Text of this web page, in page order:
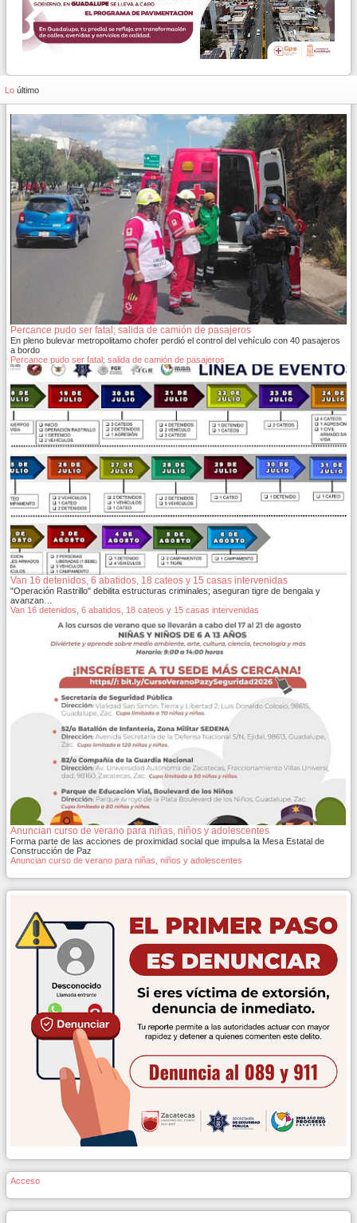
Lo último
Percance pudo ser fatal; salida de camión de pasajeros
En pleno bulevar metropolitamo chofer perdió el control del vehículo con 40 pasajeros
a bordo
Percance pudo ser fatal; salida de camión de pasajeros
Van 16 detenidos, 6 abatidos, 18 cateos y 15 casas intervenidas
"Operación Rastrillo" debilita estructuras criminales; aseguran tigre de bengala y
avanzan…
Van 16 detenidos, 6 abatidos, 18 cateos y 15 casas intervenidas
Anuncian curso de verano para niñas, niños y adolescentes
Forma parte de las acciones de proximidad social que impulsa la Mesa Estatal de
Construcción de Paz
Anuncian curso de verano para niñas, niños y adolescentes
Acceso